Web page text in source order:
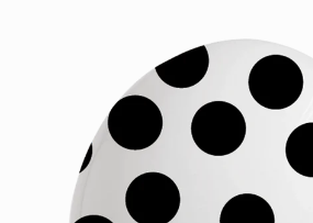
Sábados8:00am
HorarioDomingos y Fest. 9:00am